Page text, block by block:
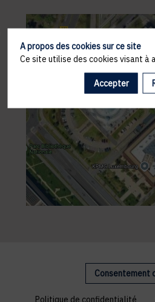
Consentement
Politique de confidentialité
A propos des cookies sur ce site
Ce site utilise des cookies visant à
Accepter